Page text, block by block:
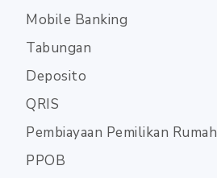
Mobile Banking
Tabungan
Deposito
QRIS
Pembiayaan Pemilikan Rumah
PPOB